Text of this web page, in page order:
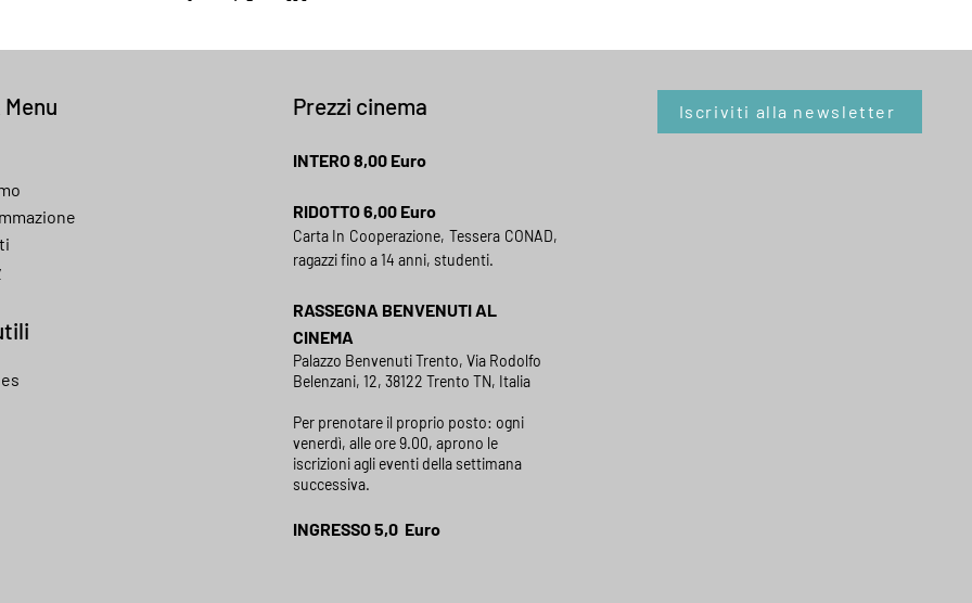
Prezzi cinema
INTERO 8,00 Euro
RIDOTTO 6,00 Euro
Carta In Cooperazione, Tessera CONAD,
ragazzi fino a 14 anni, studenti.
RASSEGNA BENVENUTI AL
CINEMA
Palazzo Benvenuti Trento, Via Rodolfo
Belenzani, 12, 38122 Trento TN, Italia
Per prenotare il proprio posto: ogni
venerdì, alle ore 9.00, aprono le
iscrizioni agli eventi della settimana
successiva.
INGRESSO 5,0 Euro
Iscriviti alla newsletter